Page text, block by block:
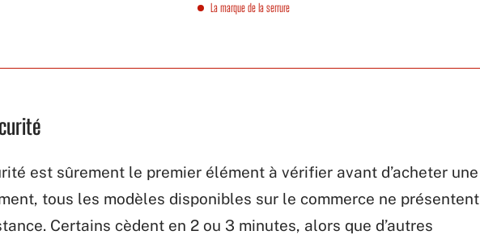
La marque de la serrure
est sûrement le premier élément à vérifier avant d’acheter une
tous les modèles disponibles sur le commerce ne présentent
Certains cèdent en 2 ou 3 minutes, alors que d’autres